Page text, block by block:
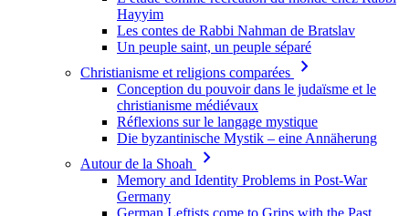
Hayyim
Les contes de Rabbi Nahman de Bratslav
Un peuple saint, un peuple séparé
Christianisme et religions comparées
chevron_right
Conception du pouvoir dans le judaïsme et le
christianisme médiévaux
Réflexions sur le langage mystique
Die byzantinische Mystik – eine Annäherung
Autour de la Shoah
chevron_right
Memory and Identity Problems in Post-War
Germany
German Leftists come to Grips with the Past